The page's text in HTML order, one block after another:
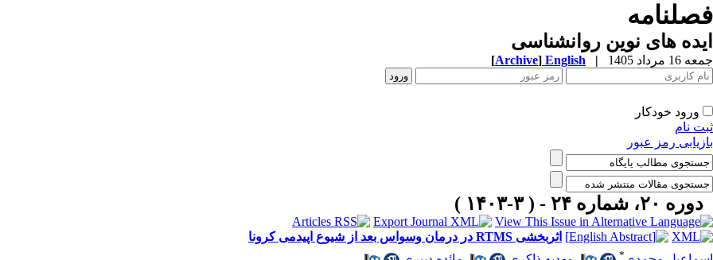
فصلنامه
ایده های نوین روانشناسی
جمعه 16 مرداد 1405 |
English
[Archive]
ورود خودکار
ثبت نام
بازیابی رمز عبور
دوره ۲۰، شماره ۲۴ - ( ۳-۱۴۰۳ )
اثربخشی RTMS در درمان وسواس بعد از شیوع اپیدمی کرونا
*